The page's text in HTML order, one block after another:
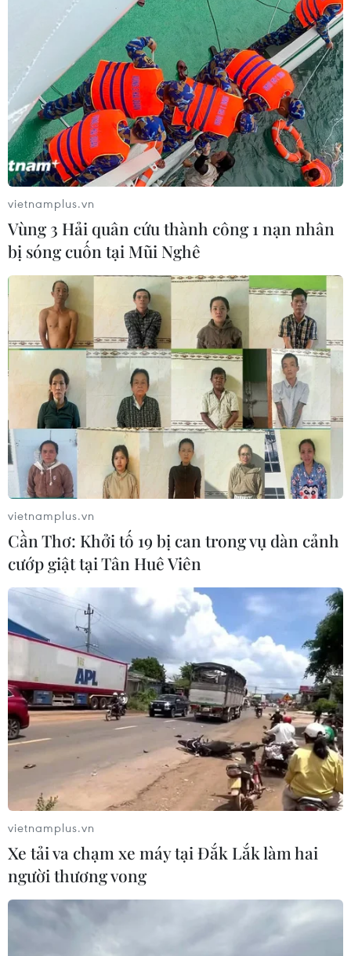
Thuế quan của Mỹ: Giới chức và doanh
nghiệp Đức kêu gọi đàm phán khẩn cấp
13/07/2025 04:06
Bộ trưởng Kinh tế Đức Katherina Reiche cho rằng trong
thời gian còn lại, EU cần có chiến lược đàm phán một
cách thực tế với Mỹ để nhanh chóng tìm ra giải pháp.
vietnamplus.vn
Vùng 3 Hải quân cứu thành công 1 nạn nhân
bị sóng cuốn tại Mũi Nghê
vietnamplus.vn
Cần Thơ: Khởi tố 19 bị can trong vụ dàn cảnh
cướp giật tại Tân Huê Viên
vietnamplus.vn
Xe tải va chạm xe máy tại Đắk Lắk làm hai
người thương vong